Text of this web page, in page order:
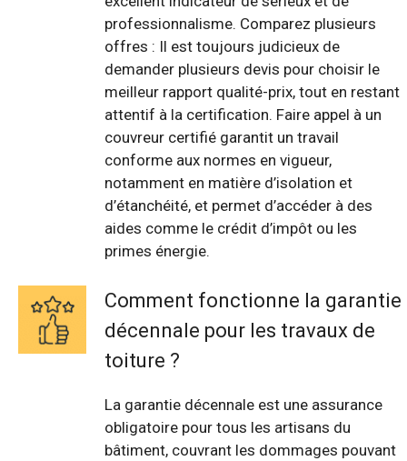
professionnalisme. Comparez plusieurs
offres : Il est toujours judicieux de
demander plusieurs devis pour choisir le
meilleur rapport qualité-prix, tout en restant
attentif à la certification. Faire appel à un
couvreur certifié garantit un travail
conforme aux normes en vigueur,
notamment en matière d’isolation et
d’étanchéité, et permet d’accéder à des
aides comme le crédit d’impôt ou les
primes énergie.
Comment fonctionne la garantie
décennale pour les travaux de
toiture ?
La garantie décennale est une assurance
obligatoire pour tous les artisans du
bâtiment, couvrant les dommages pouvant